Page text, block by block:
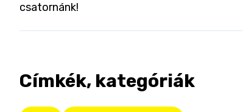
csatornánk!
Címkék, kategóriák